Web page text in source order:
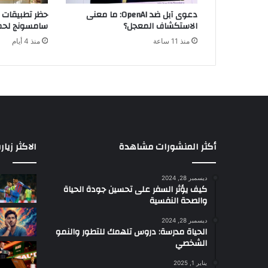
ب
ي
ل
ي
:
ا
ت
و
ق
ع
ا
ت
دعوى آبل ضد OpenAI: ما معنى
الاستكشاف المعجل؟
منذ 11 ساعة
حظر تطبيقات
سامسونج
منذ 4 أيام
أكثر المنشورات مشاهدة
ديسمبر 28, 2024
كيف يؤثر السفر على تحسين جودة الحياة
والصحة النفسية
ديسمبر 28, 2024
الحياة مدرسة: دروس تلهمك للتطور والنمو
الشخصي
يناير 1, 2025
الاكثر